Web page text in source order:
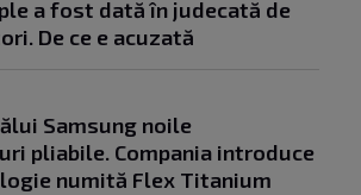
a fost dată în judecată de
De ce e acuzată
Samsung noile
pliabile. Compania introduce
numită Flex Titanium